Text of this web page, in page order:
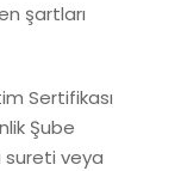
şartları
Sertifikası
Şube
sureti veya